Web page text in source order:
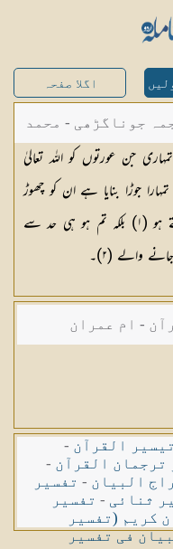
اگلا صفحہ
جوناگڑھی - محمد
گڑھیجن عورتوں کو اللہ تعالیٰ
جوڑا بنایا ہے ان کو چھوڑ
دیتے ہو (١) بلکہ تم ہو ہی حد سے
والے (٢)۔
- ام عمران
القرآن -
ترجمان القرآن -
البیان - تفسیر
ثنائی - تفسیر
کریم (تفسیر
فی تفسیر